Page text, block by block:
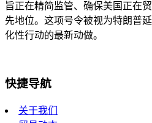
旨正在精简监管、确保美国正在
先地位。这项号令被视为特朗普
化性行动的最新动做。
快捷导航
关于我们